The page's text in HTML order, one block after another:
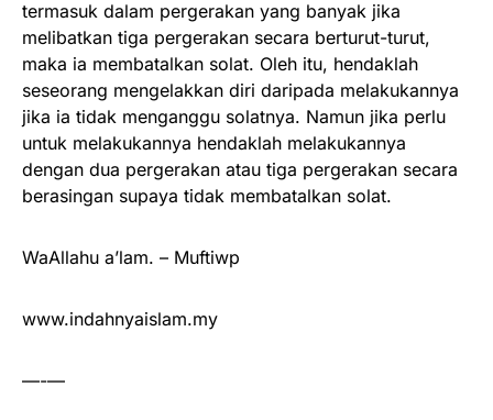
termasuk dalam pergerakan yang banyak jika
melibatkan tiga pergerakan secara berturut-turut,
maka ia membatalkan solat. Oleh itu, hendaklah
seseorang mengelakkan diri daripada melakukannya
jika ia tidak menganggu solatnya. Namun jika perlu
untuk melakukannya hendaklah melakukannya
dengan dua pergerakan atau tiga pergerakan secara
berasingan supaya tidak membatalkan solat.
WaAllahu a’lam. – Muftiwp
www.indahnyaislam.my
—-—